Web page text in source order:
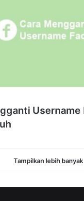
Username
Tampilkan lebih banyak